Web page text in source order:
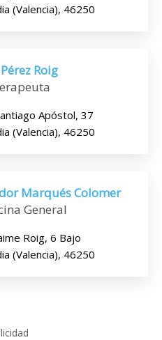
(Valencia), 46250
Roig
Apóstol, 37
(Valencia), 46250
Marqués Colomer
General
Roig, 6 Bajo
(Valencia), 46250